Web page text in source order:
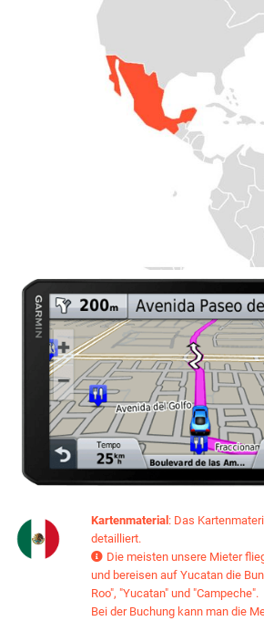
Kartenmaterial: Das
detailliert.
 Die meisten unsere Mieter
und bereisen auf Yucatan die
Roo", "Yucatan" und "Campeche".
Bei der Buchung kann man die